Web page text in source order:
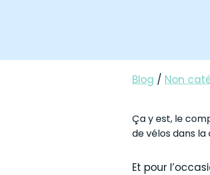
Blog / Non
Ça y est, le
de vélos dans
Et pour